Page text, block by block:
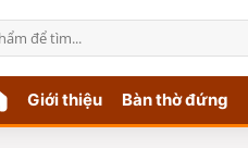
Giới thiệu Bàn thờ đứng